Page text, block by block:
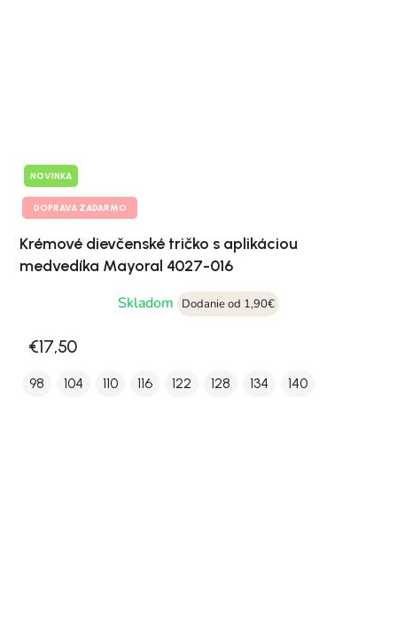
NOVINKA
DOPRAVA ZADARMO
Krémové dievčenské tričko s aplikáciou
medvedíka Mayoral 4027-016
Skladom
Dodanie od 1,90€
€17,50
98 104 110 116 122 128 134 140